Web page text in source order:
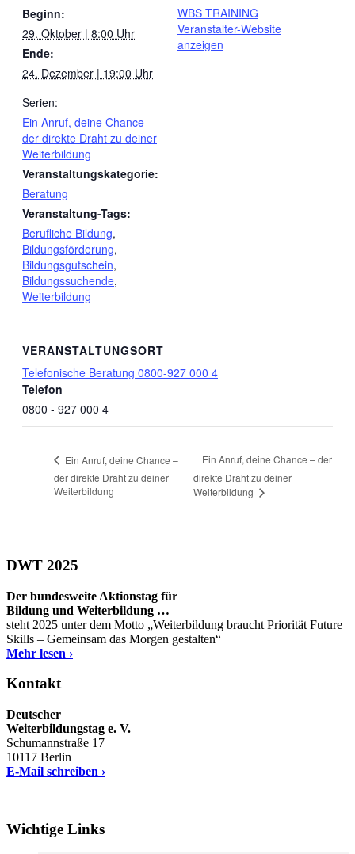
Beginn:
29. Oktober | 8:00 Uhr
Ende:
24. Dezember | 19:00 Uhr
Serien:
Ein Anruf, deine Chance –
der direkte Draht zu deiner
Weiterbildung
Veranstaltungskategorie:
Beratung
Veranstaltung-Tags:
Berufliche Bildung,
Bildungsförderung,
Bildungsgutschein,
Bildungssuchende,
Weiterbildung
WBS TRAINING
Veranstalter-Website
anzeigen
VERANSTALTUNGSORT
Telefonische Beratung 0800-927 000 4
Telefon
0800 - 927 000 4
Ein Anruf, deine Chance –
der direkte Draht zu deiner
Weiterbildung
Ein Anruf, deine Chance – der
direkte Draht zu deiner
Weiterbildung
DWT 2025
Der bundesweite Aktionstag für
Bildung und Weiterbildung …
steht 2025 unter dem Motto „Weiterbildung braucht Priorität Future
Skills – Gemeinsam das Morgen gestalten“
Mehr lesen ›
Kontakt
Deutscher
Weiterbildungstag e. V.
Schumannstraße 17
10117 Berlin
E-Mail schreiben ›
Wichtige Links